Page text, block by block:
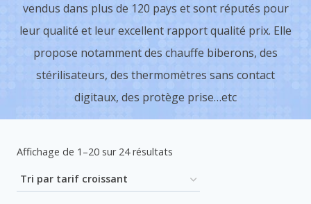
vendus dans plus de 120 pays et sont réputés pour
leur qualité et leur excellent rapport qualité prix. Elle
propose notamment des chauffe biberons, des
stérilisateurs, des thermomètres sans contact
digitaux, des protège prise…etc
Affichage de 1–20 sur 24 résultats
prix